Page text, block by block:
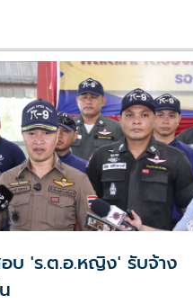
บ 'ร.ต.อ.หญิง' รับจ้าง